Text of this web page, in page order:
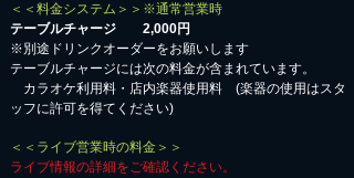
＜＜料金システム＞＞※通常営業時
テーブルチャージ 2,000円
※別途ドリンクオーダーをお願いします
テーブルチャージには次の料金が含まれています。
カラオケ利用料・店内楽器使用料 (楽器の使用はスタ
ッフに許可を得てください)
＜＜ライブ営業時の料金＞＞
ライブ情報の詳細をご確認ください。